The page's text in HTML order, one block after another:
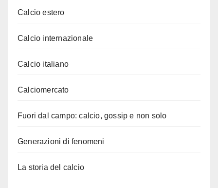
Calcio estero
Calcio internazionale
Calcio italiano
Calciomercato
Fuori dal campo: calcio, gossip e non solo
Generazioni di fenomeni
La storia del calcio